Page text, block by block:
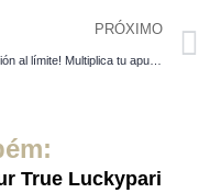
PRÓXIMO
¡Emoción al límite! Multiplica tu apuesta con cada casilla revelada en el trepidante mines game casino
True Luckypari